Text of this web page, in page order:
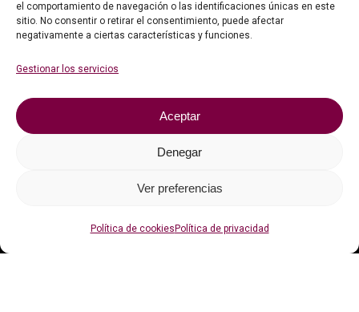
el comportamiento de navegación o las identificaciones únicas en este
sitio. No consentir o retirar el consentimiento, puede afectar
negativamente a ciertas características y funciones.
Gestionar los servicios
Aceptar
Denegar
Ver preferencias
Política de cookies Política de privacidad
Información legal
Política de privacidad
Con el apoyo de